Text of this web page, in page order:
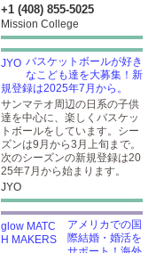
+1 (408) 855-5025
Mission College
バスケットボールが好き
なこども達を大募集！新
規登録は2025年7月から。
サンマテオ周辺の日系の子供
達を中心に、楽しくバスケッ
トボールをしています。シー
ズンは9月から3月上旬まで。
次のシーズンの新規登録は20
25年7月から始まります。
JYO
アメリカでの国
際結婚・婚活を